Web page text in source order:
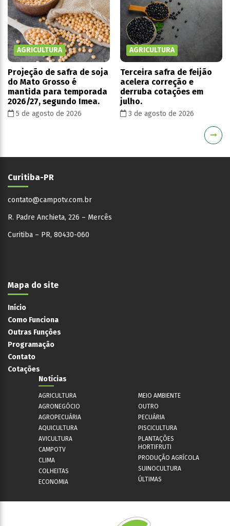
AGRICULTURA
Projeção de safra de soja
do Mato Grosso é
mantida para temporada
2026/27, segundo Imea.
5 de agosto de 2026
AGRICULTURA
Terceira safra de feijão
acelera correção e
derruba cotações em
julho.
3 de agosto de 2026
Curitiba-PR
contato@campotv.com.br
R. Padre Anchieta, 226 – Mercês
Curitiba – PR, 80430-060
Mapa do site
Início
Como Funciona
Outras Funções
Programação
Contato
Cotações
Notícias
AGRICULTURA
AGRONEGÓCIO
AGROPECUÁRIA
AQUICULTURA
AVICULTURA
CAMPOTV
CLIMA
COLHEITAS
ECONOMIA
MEIO AMBIENTE
OUTRO
PECUÁRIA
PISCICULTURA
PLANTAÇÕES
HORTIFRUTI
PRODUÇÃO AGRÍCOLA
SUINOCULTURA
ÚLTIMAS